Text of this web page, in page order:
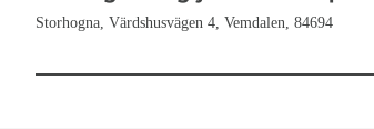
Storhogna, Värdshusvägen 4, Vemdalen, 84694